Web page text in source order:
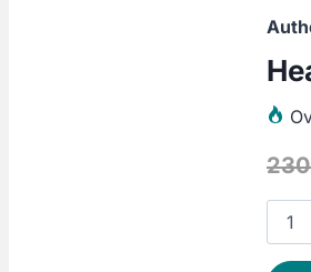
230
Heal
Your